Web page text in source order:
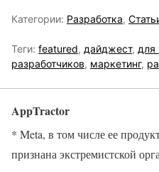
Категории: Разработка,
Теги: featured, дайджест, для
разработчиков, маркетинг,
AppTractor
* Meta, в том числе ее
признана экстремистской